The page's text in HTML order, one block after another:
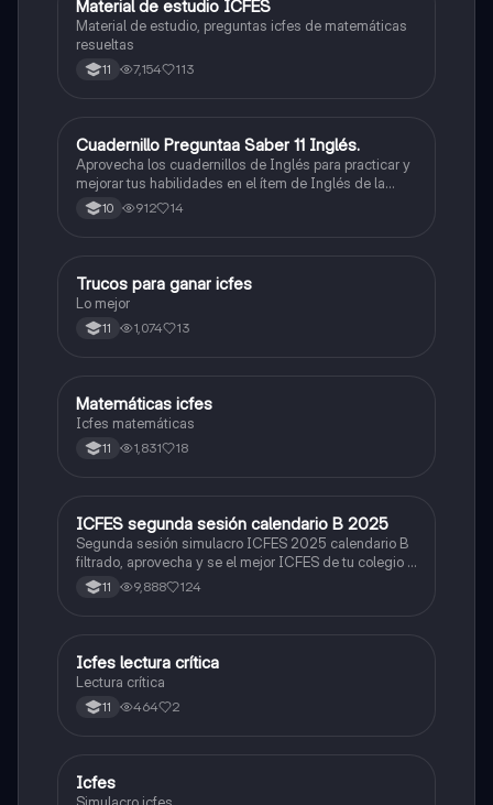
ICFES: Matemáticas
Material de estudio ICFES
Material de estudio, preguntas icfes de matemáticas
resueltas
11 7,154 113
ICFES: Inglés
Cuadernillo Preguntaa Saber 11 Inglés.
Aprovecha los cuadernillos de Inglés para practicar y
mejorar tus habilidades en el ítem de Inglés de la
Prueba Saber 11. 🫡
10 912 14
Química
Trucos para ganar icfes
Lo mejor
11 1,074 13
ICFES: Matemáticas
Matemáticas icfes
Icfes matemáticas
11 1,831 18
ICFES: Lectura Crítica
ICFES segunda sesión calendario B 2025
Segunda sesión simulacro ICFES 2025 calendario B
filtrado, aprovecha y se el mejor ICFES de tu colegio y
poder ingresar a universidad, y estudiar aquella
carrera con la que tanto sueñas.
11 9,888 124
Lengua Castellana
Icfes lectura crítica
Lectura crítica
11 464 2
ICFES: Sociales y Ciudadanas
Icfes